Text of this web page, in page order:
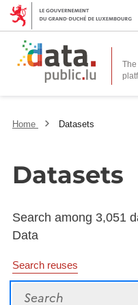
Home Datasets
Datasets
Search among 3,051
Data
Search reuses
Search